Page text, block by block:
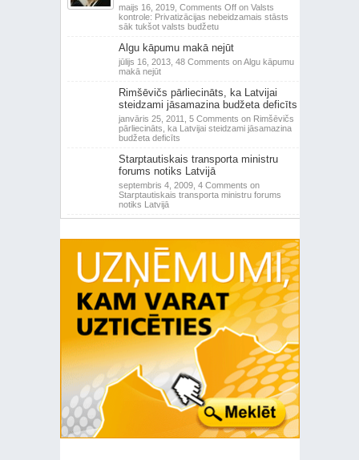
maijs 16, 2019, Comments Offon Valsts
kontrole: Privatizācijas nebeidzamais stāsts
sāk tukšot valsts budžetu
Algu kāpumu makā nejūt
jūlijs 16, 2013, 48 Comments on Algu kāpumu
makā nejūt
Rimšēvičs pārliecināts, ka Latvijai
steidzami jāsamazina budžeta deficīts
janvāris 25, 2011, 5 Comments on Rimšēvičs
pārliecināts, ka Latvijai steidzami jāsamazina
budžeta deficīts
Starptautiskais transporta ministru
forums notiks Latvijā
septembris 4, 2009, 4 Comments on
Starptautiskais transporta ministru forums
notiks Latvijā